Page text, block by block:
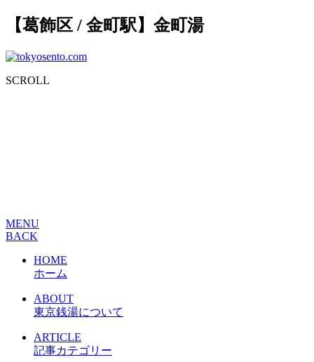
【葛飾区 / 金町駅】金町湯
SCROLL
MENU
BACK
HOME
ホーム
ABOUT
東京銭湯について
ARTICLE
記事カテゴリー